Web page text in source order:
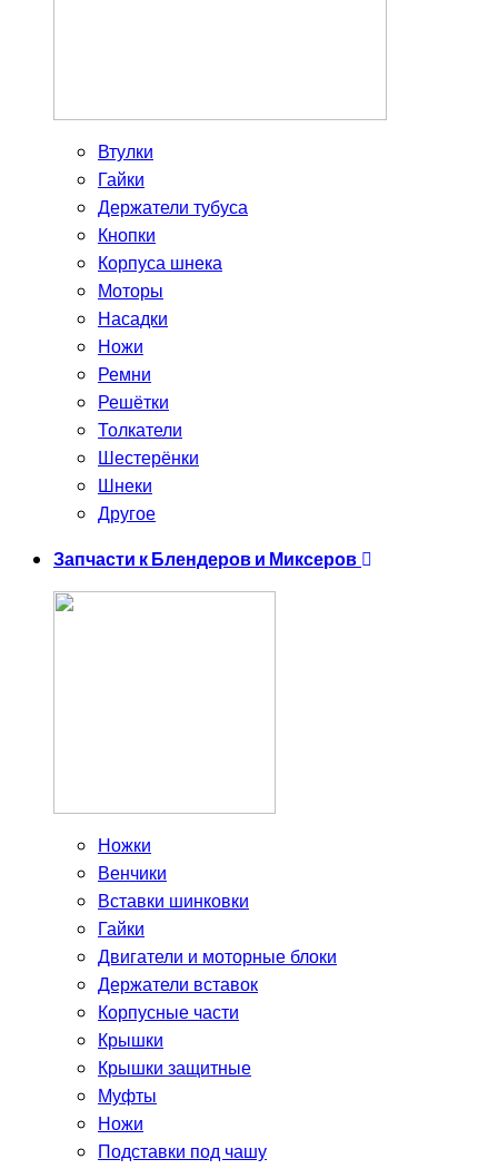
Втулки
Гайки
Держатели тубуса
Кнопки
Корпуса шнека
Моторы
Насадки
Ножи
Ремни
Решётки
Толкатели
Шестерёнки
Шнеки
Другое
Запчасти к Блендеров и Миксеров
Ножки
Венчики
Вставки шинковки
Гайки
Двигатели и моторные блоки
Держатели вставок
Корпусные части
Крышки
Крышки защитные
Муфты
Ножи
Подставки под чашу